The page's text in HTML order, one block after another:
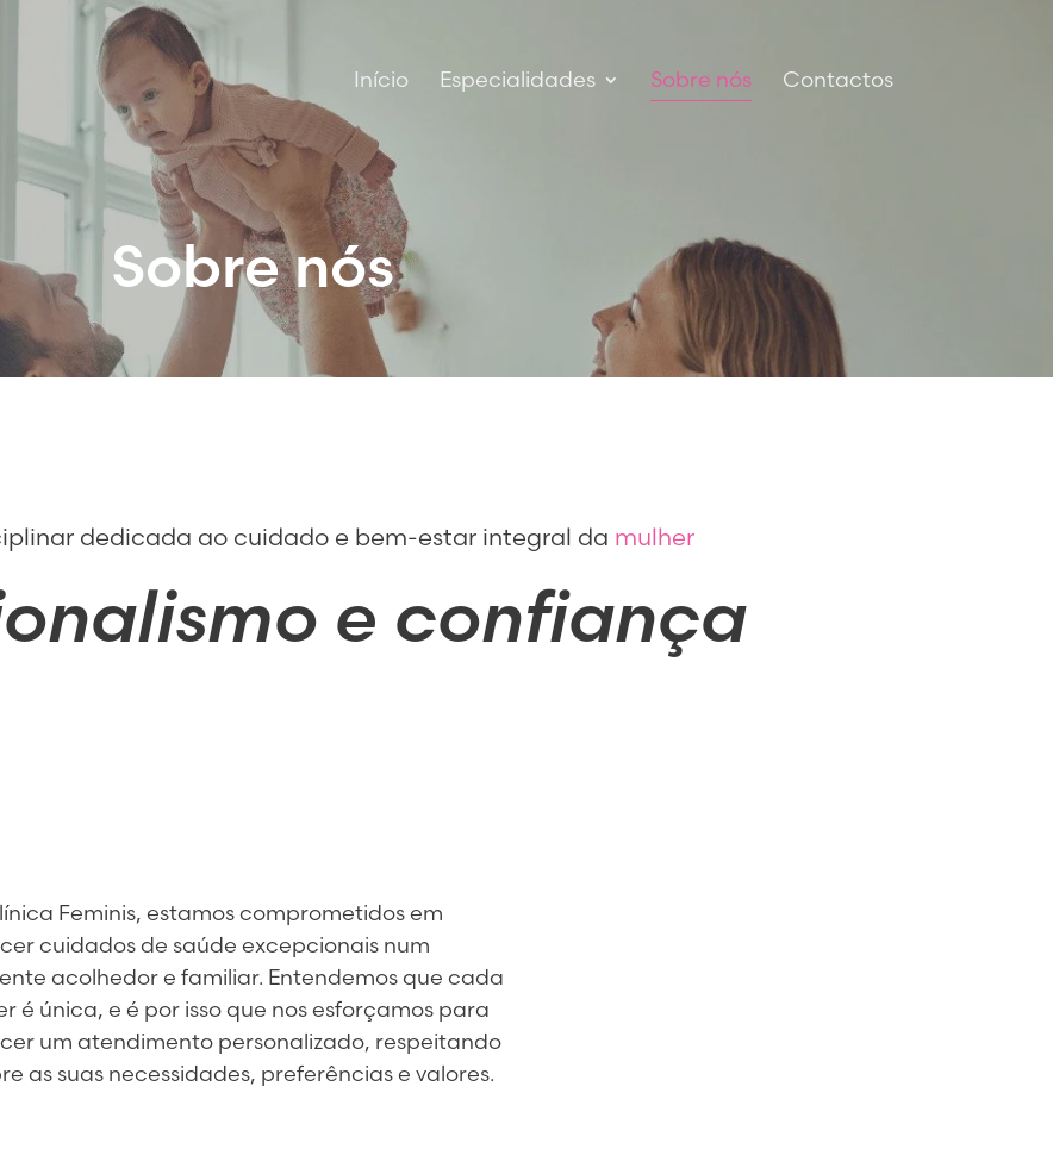
Início Especialidades Sobre nós Contactos
Sobre nós
dedicada ao cuidado e bem-estar integral da mulher
e confiança
Feminis, estamos comprometidos em
cuidados de saúde excepcionais num
acolhedor e familiar. Entendemos que cada
é única, e é por isso que nos esforçamos para
um atendimento personalizado, respeitando
as suas necessidades, preferências e valores.